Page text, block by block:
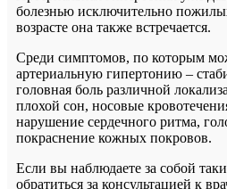
болезнью исключительно
возрасте она также встречается.
Среди симптомов, по которым
артериальную гипертонию –
головная боль различной
плохой сон, носовые
нарушение сердечного ритма,
покраснение кожных покровов.
Если вы наблюдаете за собой
обратиться за консультацией к